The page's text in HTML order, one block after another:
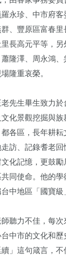
永珍、中市府客
、豐原區富春
長高元平等，另
隆澤、周永鴻
隆重哀榮。
先生畢生致力
化景觀挖掘與
各區，長年耕
訪、記錄耆老
化記憶，更鼓勵
同使命。他的學
中地區「國寶級
聽力不佳，每次
中市的文化和
」這句箴言，